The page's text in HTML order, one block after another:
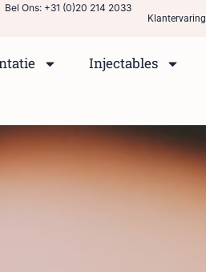
Bel Ons: +31 (0)20 214 2033
Klantervaring
Injectables